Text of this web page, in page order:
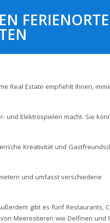
Real Estate empfiehlt Ihnen,
und Elektrospielen macht. Sie
Kreativität und
und umfasst verschiedene
gibt es fünf Restaurants,
Meerestieren wie Delfinen und